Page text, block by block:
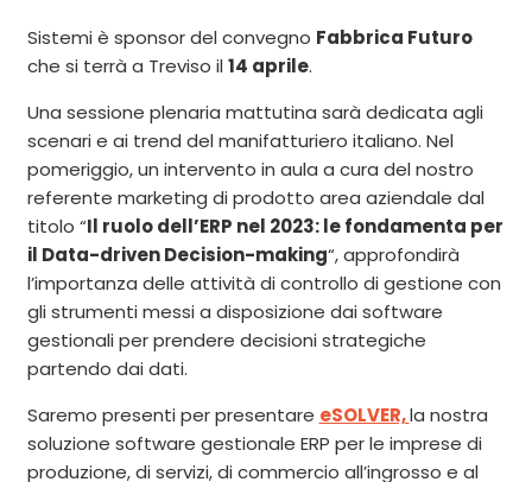
Sistemi è sponsor del convegno Fabbrica Futuro
che si terrà a Treviso il 14 aprile.
Una sessione plenaria mattutina sarà dedicata agli
scenari e ai trend del manifatturiero italiano. Nel
pomeriggio, un intervento in aula a cura del nostro
referente marketing di prodotto area aziendale dal
titolo “Il ruolo dell’ERP nel 2023: le fondamenta per
il Data-driven Decision-making“, approfondirà
l’importanza delle attività di controllo di gestione con
gli strumenti messi a disposizione dai software
gestionali per prendere decisioni strategiche
partendo dai dati.
Saremo presenti per presentare eSOLVER,la nostra
soluzione software gestionale ERP per le imprese di
produzione, di servizi, di commercio all’ingrosso e al